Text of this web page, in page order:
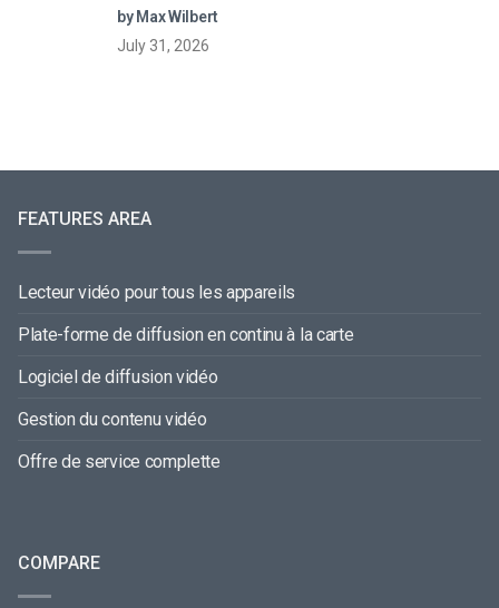
by Max Wilbert
July 31, 2026
FEATURES AREA
Lecteur vidéo pour tous les appareils
Plate-forme de diffusion en continu à la carte
Logiciel de diffusion vidéo
Gestion du contenu vidéo
Offre de service complette
COMPARE